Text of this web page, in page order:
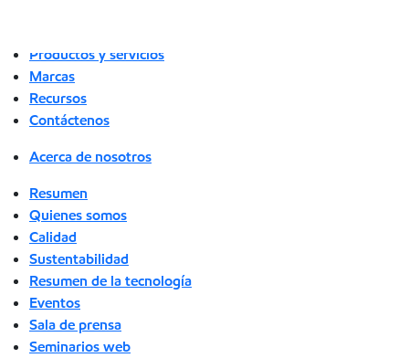
Productos y servicios
Marcas
Recursos
Contáctenos
Acerca de nosotros
Resumen
Quienes somos
Calidad
Sustentabilidad
Resumen de la tecnología
Eventos
Sala de prensa
Seminarios web